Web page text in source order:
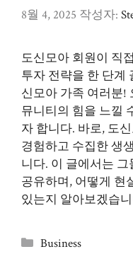
8월 4, 2025 작성자:
도신모아 회원이 직
투자 전략을 한 단계
신모아 가족 여러분!
뮤니티의 힘을 느낄
자 합니다. 바로, 도
경험하고 수집한 생
니다. 이 글에서는
공유하며, 어떻게 현
있는지 알아보겠습
카
Business